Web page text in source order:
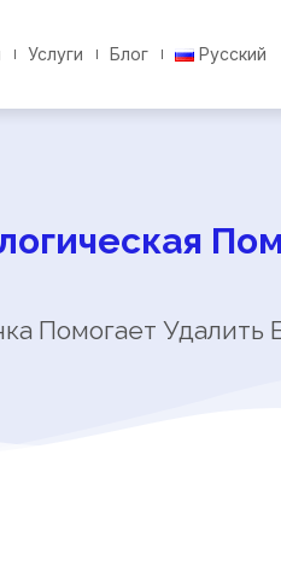
Услуги Блог Русский
Помогает